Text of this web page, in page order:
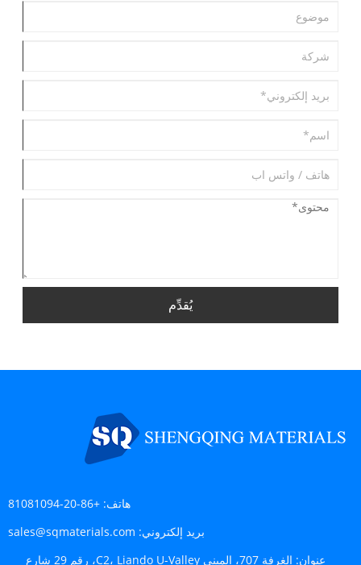
يُقدِّم
هاتف: +86-20-81081094
بريد إلكتروني: sales@sqmaterials.com
عنوان:
الغرفة 707، المبنى C2، Liando U-Valley، رقم 29 شارع